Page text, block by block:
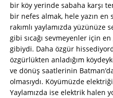
bir köy yerinde sabaha karşı
bir nefes almak, hele yazın en
rakımlı yaylamızda
gibi sıcağı sevmeyenler için
gibiydi. Daha özgür
özgürlükten anladığım
ve dönüş saatlerinin
olmasıydı. Köyümüzde
Yaylamızda ise elektrik halen